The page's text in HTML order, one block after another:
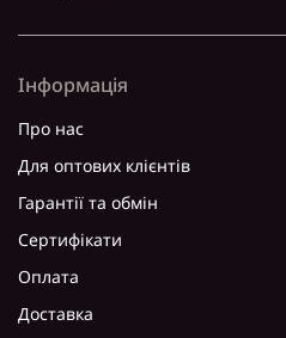
Інформація
Про нас
Для оптових клієнтів
Гарантії та обмін
Сертифікати
Оплата
Доставка